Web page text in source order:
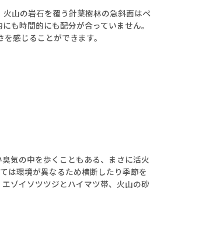
山の岩石を覆う針葉樹林の急斜面はペ
も時間的にも配分が合っていません。
感じることができます。
気の中を歩くこともある、まさに活火
は環境が異なるため横断したり季節を
ゾイソツツジとハイマツ帯、火山の砂